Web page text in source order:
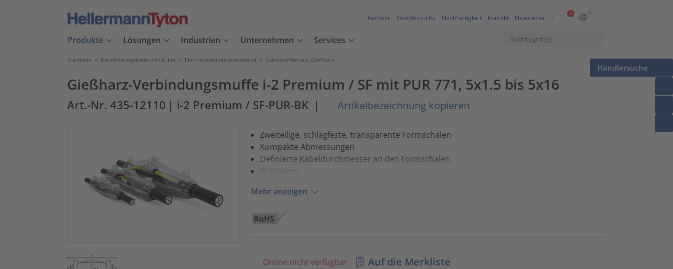
0 AT
Karriere Händlersuche Nachhaltigkeit Kontakt Newsletter
Produkte Lösungen Industrien Unternehmen Services
Händlersuche
Startseite > Kabelmanagement-Produkte > Elektroinstallationsmaterial > Kabelmuffen aus Gießharz
Gießharz-Verbindungsmuffe i-2 Premium / SF mit PUR 771, 5x1.5 bis 5x16
Art.-Nr. 435-12110 | i-2 Premium / SF-PUR-BK | Artikelbezeichnung kopieren
Zweiteilige, schlagfeste, transparente Formschalen
Kompakte Abmessungen
Definierte Kabeldurchmesser an den Formschalen
SF-System
Mehr anzeigen
Online nicht verfügbar Auf die Merkliste